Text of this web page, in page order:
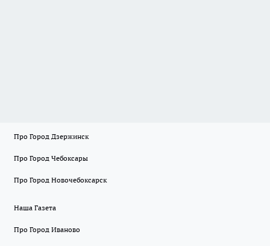
Про Город Дзержинск
Про Город Чебоксары
Про Город Новочебоксарск
Наша Газета
Про Город Иваново